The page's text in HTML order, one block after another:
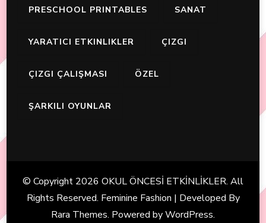
PRESCHOOL PRINTABLES SANAT
YARATICI ETKINLIKLER ÇIZGI
ÇIZGI ÇALIŞMASI ÖZEL
ŞARKILI OYUNLAR
© Copyright 2026 OKUL ÖNCESİ ETKİNLİKLER. All
Rights Reserved. Feminine Fashion | Developed By
Rara Themes. Powered byWordPress.